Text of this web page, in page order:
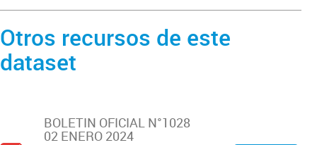
Otros recursos de este
dataset
BOLETIN OFICIAL N°1028
02 ENERO 2024